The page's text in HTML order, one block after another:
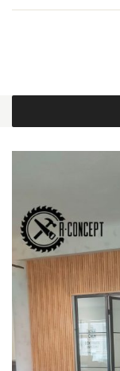
Skip to content